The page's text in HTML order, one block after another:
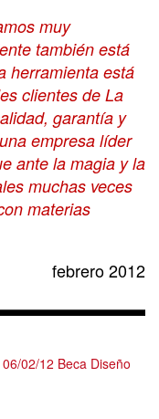
muy
también está
herramienta está
clientes de La
garantía y
empresa líder
ante la magia y la
muchas veces
materias
febrero 2012
06/02/12 Beca Diseño